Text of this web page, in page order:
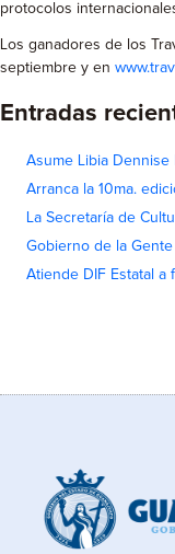
protocolos
Los ganadores de los
septiembre y en
Entradas
Asume Libia Dennise
Arranca la 10ma.
La Secretaría de
Gobierno de la
Atiende DIF Estatal